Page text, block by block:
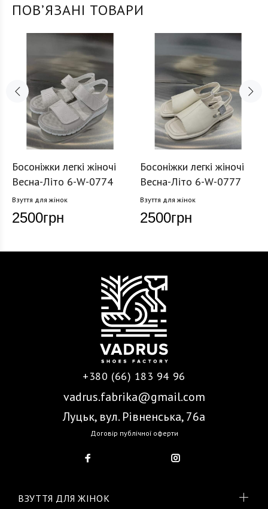
ПОВʼЯЗАНІ ТОВАРИ
Босоніжки легкі жіночі
Весна-Літо 6-W-0774
Взуття для жінок
2500грн
Босоніжки легкі жіночі
Весна-Літо 6-W-0777
Взуття для жінок
2500грн
+380 (66) 183 94 96
vadrus.fabrika@gmail.com
Луцьк, вул. Рівненська, 76а
Договір публічної оферти
ВЗУТТЯ ДЛЯ ЖІНОК